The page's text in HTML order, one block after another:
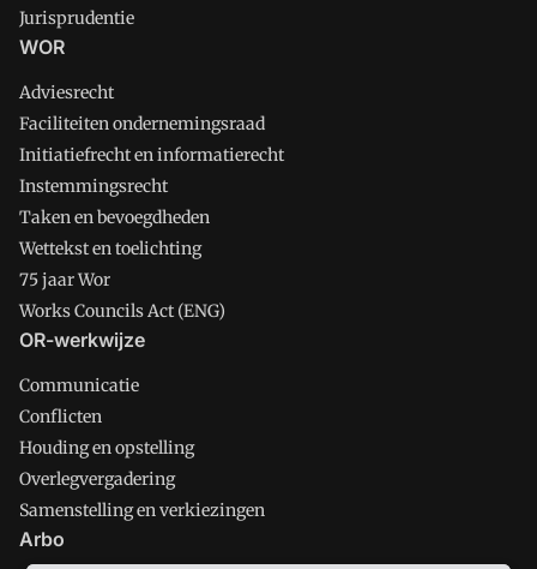
Jurisprudentie
WOR
Adviesrecht
Faciliteiten ondernemingsraad
Initiatiefrecht en informatierecht
Instemmingsrecht
Taken en bevoegdheden
Wettekst en toelichting
75 jaar Wor
Works Councils Act (ENG)
OR-werkwijze
Communicatie
Conflicten
Houding en opstelling
Overlegvergadering
Samenstelling en verkiezingen
Arbo